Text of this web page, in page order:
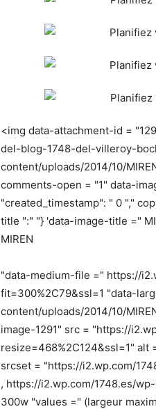
<img data-attachment-id =
del-blog-1748-del-villeroy-
content/uploads/2014/10/
comments-open = "1" data-
"created_timestamp": " 0 ","
title ":" "} 'data-image-title ="
MIREN
"data-medium-file =" https://
fit=300%2C79&ssl=1 "data-
content/uploads/2014/10/
image-1291" src = "https://
resize=468%2C124&ssl=1" alt
srcset = "https://i2.wp.com/
, https://i2.wp.com/1748.es/
300w "values ​​=" (largeur